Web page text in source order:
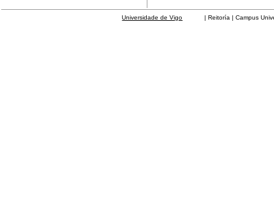
Universidade de Vigo | Reitoría | Campus